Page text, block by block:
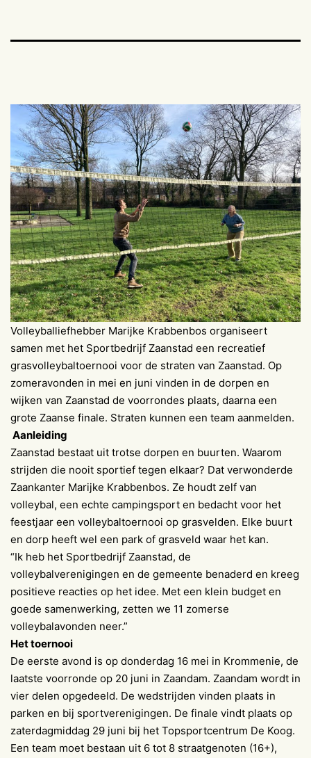
Volleyballiefhebber Marijke Krabbenbos organiseert
samen met het Sportbedrijf Zaanstad een recreatief
grasvolleybaltoernooi voor de straten van Zaanstad. Op
zomeravonden in mei en juni vinden in de dorpen en
wijken van Zaanstad de voorrondes plaats, daarna een
grote Zaanse finale. Straten kunnen een team aanmelden.
Aanleiding
Zaanstad bestaat uit trotse dorpen en buurten. Waarom
strijden die nooit sportief tegen elkaar? Dat verwonderde
Zaankanter Marijke Krabbenbos. Ze houdt zelf van
volleybal, een echte campingsport en bedacht voor het
feestjaar een volleybaltoernooi op grasvelden. Elke buurt
en dorp heeft wel een park of grasveld waar het kan.
“Ik heb het Sportbedrijf Zaanstad, de
volleybalverenigingen en de gemeente benaderd en kreeg
positieve reacties op het idee. Met een klein budget en
goede samenwerking, zetten we 11 zomerse
volleybalavonden neer.”
Het toernooi
De eerste avond is op donderdag 16 mei in Krommenie, de
laatste voorronde op 20 juni in Zaandam. Zaandam wordt in
vier delen opgedeeld. De wedstrijden vinden plaats in
parken en bij sportverenigingen. De finale vindt plaats op
zaterdagmiddag 29 juni bij het Topsportcentrum De Koog.
Een team moet bestaan uit 6 tot 8 straatgenoten (16+),